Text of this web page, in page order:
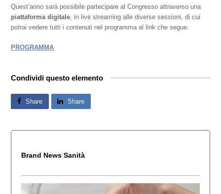
Quest’anno sarà possibile partecipare al Congresso attraverso una
piattaforma digitale , in live streaming alle diverse sessioni, di cui
potrai vedere tutti i contenuti nel programma al link che segue.
PROGRAMMA
Condividi questo elemento
Share Share
Brand News Sanità